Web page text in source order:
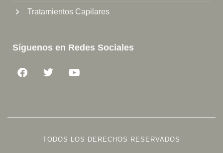
Tratamientos Capilares
Síguenos en Redes Sociales
TODOS LOS DERECHOS RESERVADOS